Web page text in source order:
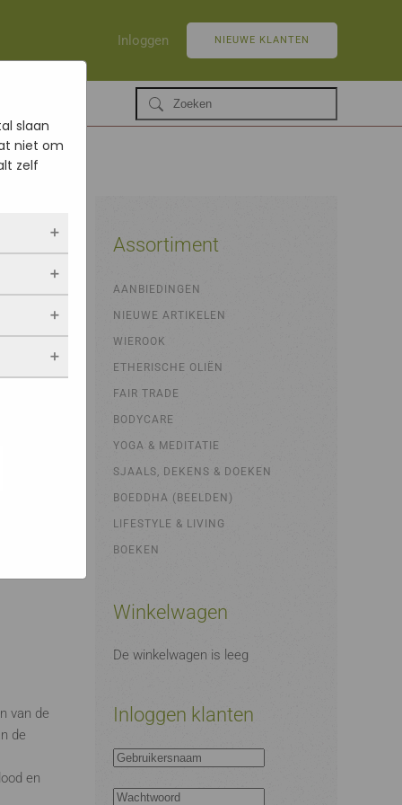
Inloggen NIEUWE KLANTEN
van de
de
en
Assortiment
AANBIEDINGEN
NIEUWE ARTIKELEN
WIEROOK
ETHERISCHE OLIËN
FAIR TRADE
BODYCARE
YOGA & MEDITATIE
SJAALS, DEKENS & DOEKEN
BOEDDHA (BEELDEN)
LIFESTYLE & LIVING
BOEKEN
Winkelwagen
De winkelwagen is leeg
Inloggen klanten
slaan
niet om
zelf
als jij
blijven
Als je
van